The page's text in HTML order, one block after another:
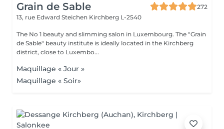
Grain de Sable
272
13, rue Edward Steichen Kirchberg L-2540
The No 1 beauty and slimming salon in Luxembourg. The "Grain
de Sable" beauty institute is ideally located in the Kirchberg
district, close to Luxembo...
Maquillage « Jour »
Maquillage « Soir»